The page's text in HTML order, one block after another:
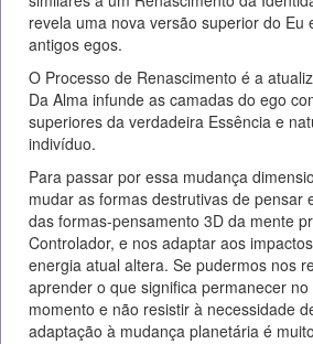
revela uma nova versão superior do Eu
antigos egos.
O Processo de Renascimento é a
Da Alma infunde as camadas do ego
superiores da verdadeira Essência e
indivíduo.
Para passar por essa mudança
mudar as formas destrutivas de pensar
das formas-pensamento 3D da mente
Controlador, e nos adaptar aos
energia atual altera. Se pudermos nos
aprender o que significa permanecer
momento e não resistir à necessidade
adaptação à mudança planetária é